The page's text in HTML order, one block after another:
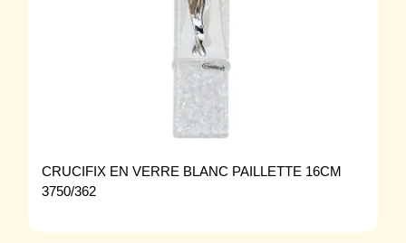
CRUCIFIX EN VERRE BLANC PAILLETTE 16CM
3750/362